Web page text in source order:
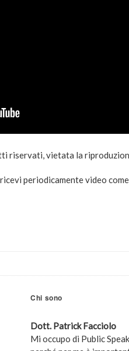
riservati, vietata la
periodicamente video
Chi sono
Dott. Patrick Facciolo
Mi occupo di Public